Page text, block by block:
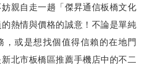
親自走一趟「傑昇通信板橋文化
熱情與價格的誠意！不論是單純
，或是想找個值得信賴的在地門
北市板橋區推薦手機店中的不二